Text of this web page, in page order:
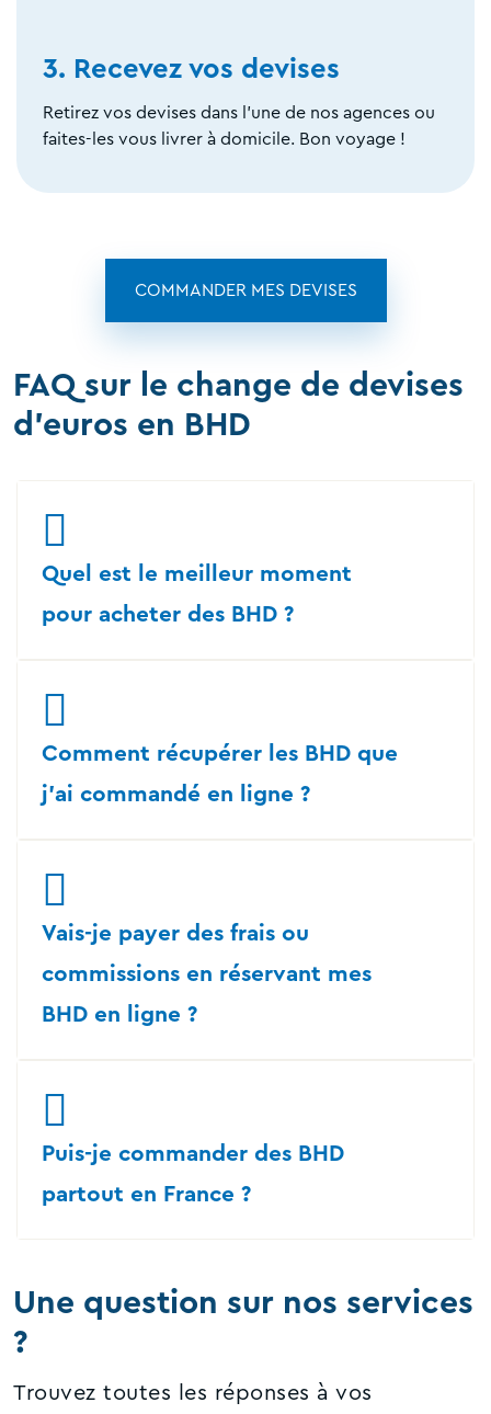
3. Recevez vos devises
Retirez vos devises dans l'une de nos agences ou
faites-les vous livrer à domicile. Bon voyage !
COMMANDER MES DEVISES
FAQ sur le change de devises
d'euros en BHD
Quel est le meilleur moment
pour acheter des BHD ?
Comment récupérer les BHD que
j'ai commandé en ligne ?
Vais-je payer des frais ou
commissions en réservant mes
BHD en ligne ?
Puis-je commander des BHD
partout en France ?
Une question sur nos services
?
Trouvez toutes les réponses à vos